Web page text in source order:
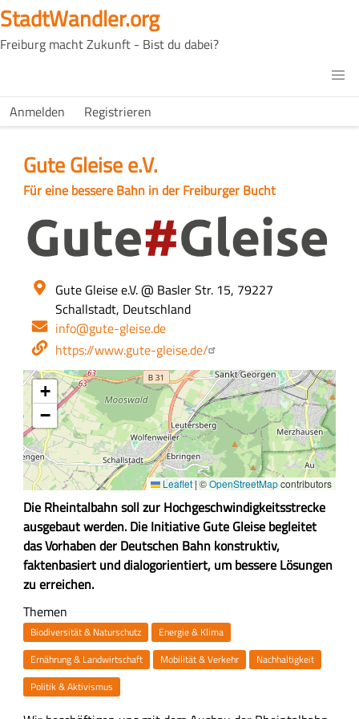
Direkt
zum
Inhalt
StadtWandler.org
Freiburg macht Zukunft - Bist du dabei?
Main
H4C
USER
Anmelden Registrieren
Gute Gleise e.V.
Slogan
Für eine bessere Bahn in der Freiburger Bucht
Logo
Ort
Gute Gleise e.V.@ Basler Str. 15, 79227
Schallstadt, Deutschland
E-
Mail-
Adresse
info@gute-gleise.de
Webseite
https://www.gute-gleise.de/
+
−
Leaflet|©OpenStreetMapcontributors
Z
u
s
a
m
m
e
n
a
s
Die Rheintalbahn soll zur Hochgeschwindigkeitsstrecke
ausgebaut werden. Die Initiative Gute Gleise begleitet
das Vorhaben der Deutschen Bahn konstruktiv,
faktenbasiert und dialogorientiert, um bessere Lösungen
zu erreichen.
Themen
Biodiversität & Naturschutz
Energie & Klima
Ernährung & Landwirtschaft
Mobilität & Verkehr
Nachhaltigkeit
Politik & Aktivismus